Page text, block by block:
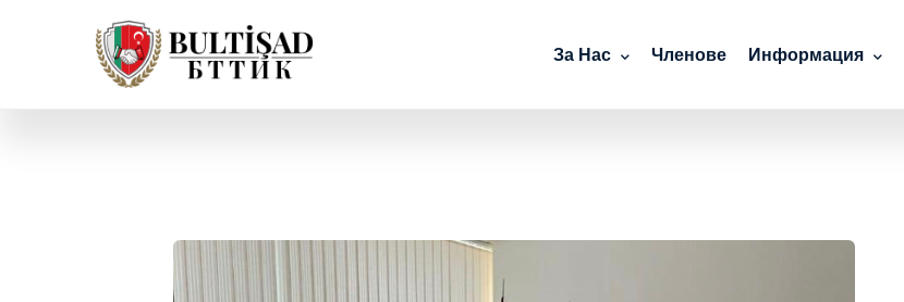
За Нас Членове Информация